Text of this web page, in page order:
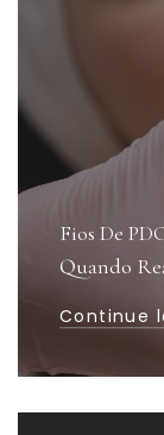
Fios De
Quando
Continue